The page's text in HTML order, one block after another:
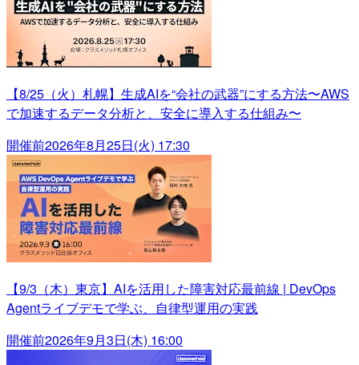
【8/25（火）札幌】生成AIを“会社の武器”にする方法〜AWS
で加速するデータ分析と、安全に導入する仕組み〜
開催前2026年8月25日(火) 17:30
【9/3（木）東京】AIを活用した障害対応最前線 | DevOps
Agentライブデモで学ぶ、自律型運用の実践
開催前2026年9月3日(木) 16:00